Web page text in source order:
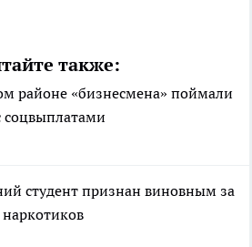
также:
районе «бизнесмена» поймали
соцвыплатами
студент признан виновным за